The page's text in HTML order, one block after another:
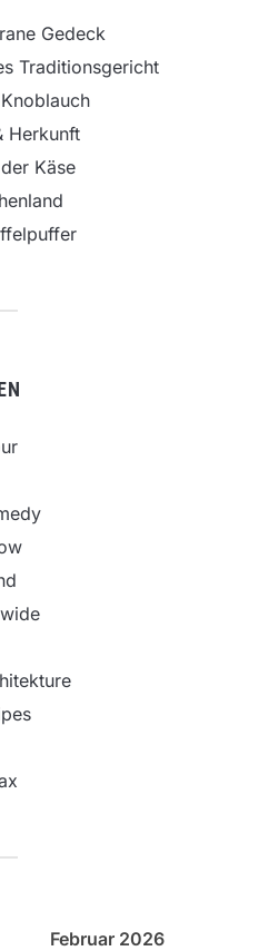
Gedeck
Traditionsgericht
Herkunft
Käse
Februar 2026